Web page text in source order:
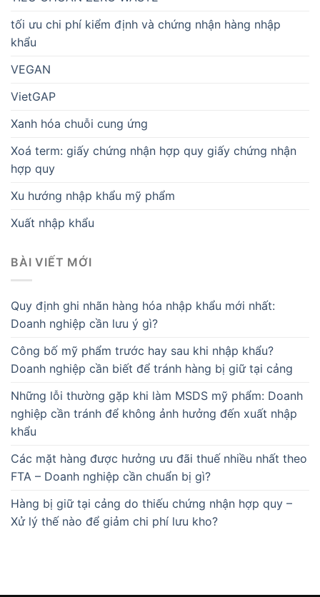
tối ưu chi phí kiểm định và chứng nhận hàng nhập
khẩu
VEGAN
VietGAP
Xanh hóa chuỗi cung ứng
Xoá term: giấy chứng nhận hợp quy giấy chứng nhận
hợp quy
Xu hướng nhập khẩu mỹ phẩm
Xuất nhập khẩu
BÀI VIẾT MỚI
Quy định ghi nhãn hàng hóa nhập khẩu mới nhất:
Doanh nghiệp cần lưu ý gì?
Công bố mỹ phẩm trước hay sau khi nhập khẩu?
Doanh nghiệp cần biết để tránh hàng bị giữ tại cảng
Những lỗi thường gặp khi làm MSDS mỹ phẩm: Doanh
nghiệp cần tránh để không ảnh hưởng đến xuất nhập
khẩu
Các mặt hàng được hưởng ưu đãi thuế nhiều nhất theo
FTA – Doanh nghiệp cần chuẩn bị gì?
Hàng bị giữ tại cảng do thiếu chứng nhận hợp quy –
Xử lý thế nào để giảm chi phí lưu kho?